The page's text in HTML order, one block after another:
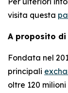
visita questa
A proposito di
Fondata nel
principali
oltre 120